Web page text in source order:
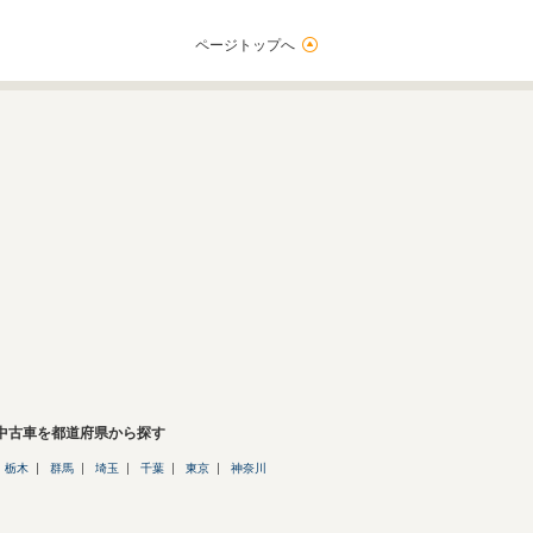
ページトップへ
古車を都道府県から探す
栃木 群馬 埼玉 千葉 東京 神奈川